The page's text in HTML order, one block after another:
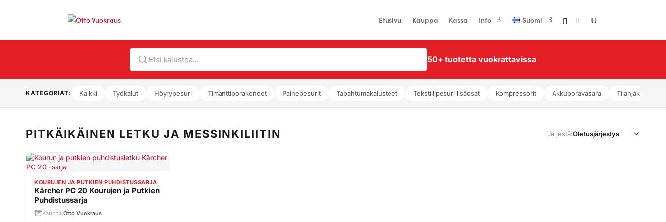
Etusivu Kauppa Kassa Info Suomi
Hae 50+ tuotetta vuokrattavissa
KATEGORIAT: Kaikki Työkalut Höyrypesuri Timanttiporakoneet Painepesurit Tapahtumakalusteet Tekstiilipesuri lisäosat Kompressorit Akkuporavasara Tilanjakajat
PITKÄIKÄINEN LETKU JA MESSINKILIITIN Järjestä:
KOURUJEN JA PUTKIEN PUHDISTUSSARJA
Kärcher PC 20 Kourujen ja Putkien
Puhdistussarja
Kauppa:Otto Vuokraus